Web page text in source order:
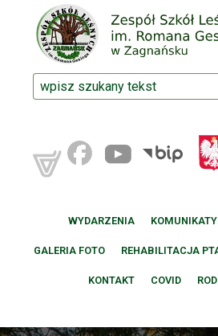
WYDARZENIA KOMUNIKATY
GALERIA FOTO REHABILITACJA
KONTAKT COVID